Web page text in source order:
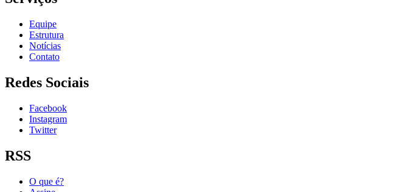
Equipe
Estrutura
Notícias
Contato
Redes Sociais
Facebook
Instagram
Twitter
RSS
O que é?